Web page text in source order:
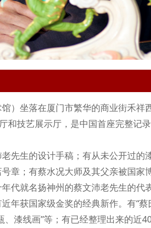
）坐落在厦门市繁华的商业街禾祥
和技艺展示厅，是中国首座完整记
先生的设计手稿；有从未公开过的
章；有蔡水况大师及其父亲被国家
代就名扬神州的蔡文沛老先生的代
年获国家级金奖的经典新作。有“蔡
漆线画”等；有已经整理出来的近